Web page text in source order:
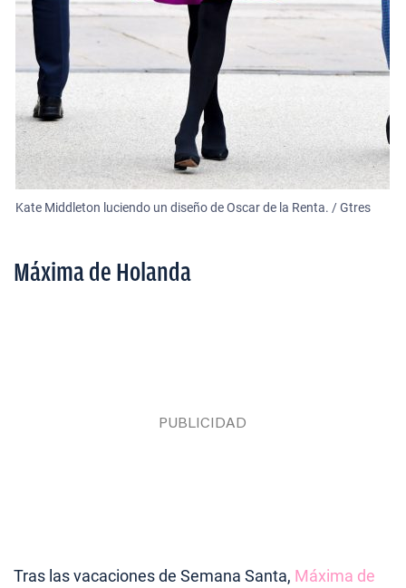
Kate Middleton luciendo un diseño de Oscar de la Renta. / Gtres
Máxima de Holanda
Tras las vacaciones de Semana Santa, Máxima de